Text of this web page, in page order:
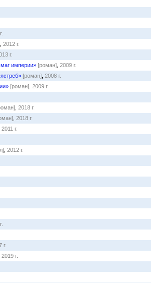
2012 г.
г.
империи» [роман] 2009 г.
[роман] 2008 г.
[роман] 2009 г.
2018 г.
2018 г.
2011 г.
2012 г.
г.
2019 г.